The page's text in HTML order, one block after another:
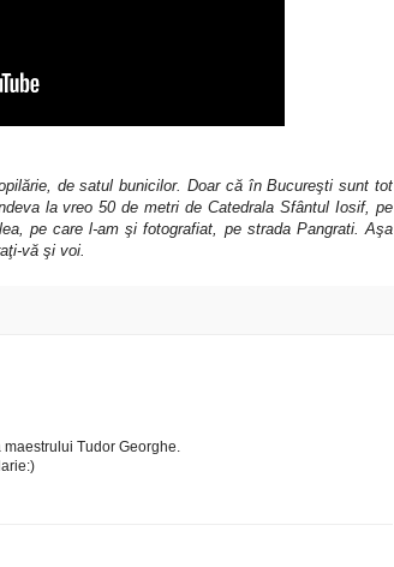
de satul bunicilor. Doar că în Bucureşti sunt tot
la vreo 50 de metri de Catedrala Sfântul Iosif, pe
pe care l-am şi fotografiat, pe strada Pangrati. Aşa
vă şi voi.
Tudor Georghe.